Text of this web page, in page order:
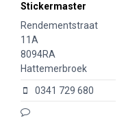
Stickermaster
Rendementstraat
11A
8094RA
Hattemerbroek
0341 729 680